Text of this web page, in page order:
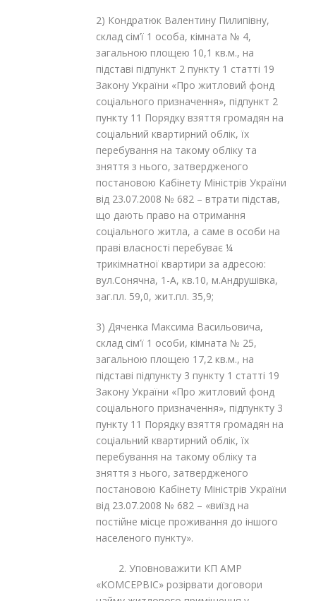
2) Кондратюк Валентину Пилипівну,
склад сім’ї 1 особа, кімната № 4,
загальною площею 10,1 кв.м., на
підставі підпункт 2 пункту 1 статті 19
Закону України «Про житловий фонд
соціального призначення», підпункт 2
пункту 11 Порядку взяття громадян на
соціальний квартирний облік, їх
перебування на такому обліку та
зняття з нього, затвердженого
постановою Кабінету Міністрів України
від 23.07.2008 № 682 – втрати підстав,
що дають право на отримання
соціального житла, а саме в особи на
праві власності перебуває ¼
трикімнатної квартири за адресою:
вул.Сонячна, 1-А, кв.10, м.Андрушівка,
заг.пл. 59,0, жит.пл. 35,9;
3) Дяченка Максима Васильовича,
склад сім’ї 1 особи, кімната № 25,
загальною площею 17,2 кв.м., на
підставі підпункту 3 пункту 1 статті 19
Закону України «Про житловий фонд
соціального призначення», підпункту 3
пункту 11 Порядку взяття громадян на
соціальний квартирний облік, їх
перебування на такому обліку та
зняття з нього, затвердженого
постановою Кабінету Міністрів України
від 23.07.2008 № 682 – «виїзд на
постійне місце проживання до іншого
населеного пункту».
2. Уповноважити КП АМР
«КОМСЕРВІС» розірвати договори